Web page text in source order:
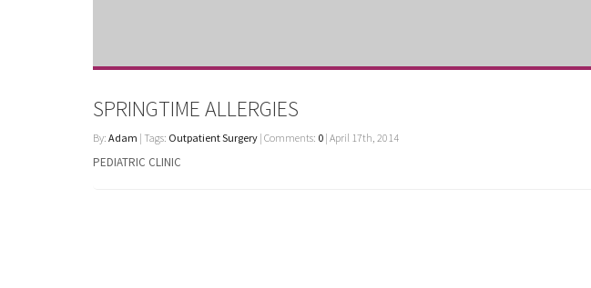
SPRINGTIME ALLERGIES
By: Adam | Tags: Outpatient Surgery | Comments: 0 | April 17th, 2014
PEDIATRIC CLINIC